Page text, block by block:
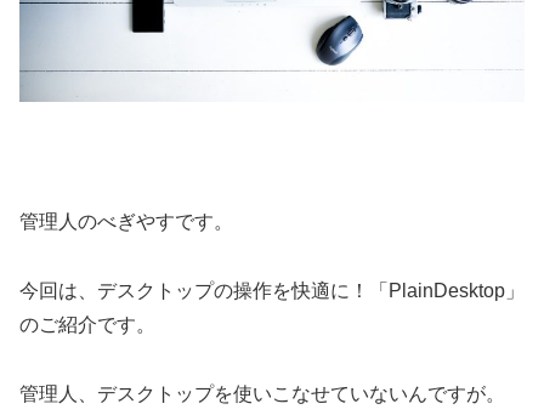
管理人のべぎやすです。
今回は、デスクトップの操作を快適に！「PlainDesktop」
のご紹介です。
管理人、デスクトップを使いこなせていないんですが。